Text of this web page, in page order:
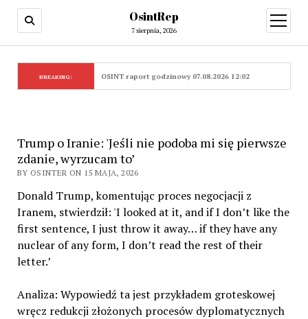
OsintRep
7 sierpnia, 2026
open
menu
BREAKING: OSINT raport godzinowy 07.08.2026 12:02
Trump o Iranie: 'Jeśli nie podoba mi się pierwsze
zdanie, wyrzucam to’
BY OSINTER ON 15 MAJA, 2026
Donald Trump, komentując proces negocjacji z
Iranem, stwierdził: 'I looked at it, and if I don’t like the
first sentence, I just throw it away… if they have any
nuclear of any form, I don’t read the rest of their
letter.’
Analiza: Wypowiedź ta jest przykładem groteskowej
wręcz redukcji złożonych procesów dyplomatycznych